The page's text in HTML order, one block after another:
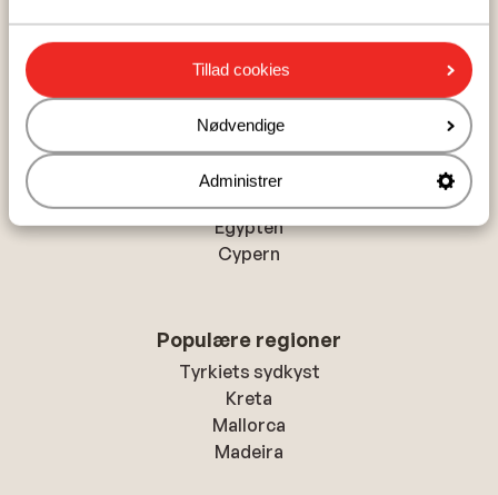
Tillad cookies
Nødvendige
Administrer
Populære lande
Tyrkiet
Egypten
Cypern
Populære regioner
Tyrkiets sydkyst
Kreta
Mallorca
Madeira